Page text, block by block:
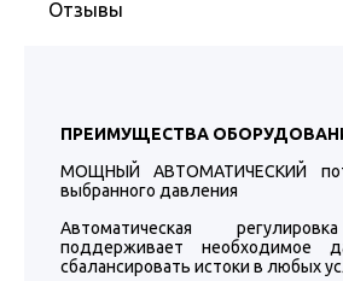
Отзывы
ПРЕИМУЩЕСТВА
МОЩНЫЙ АВТОМАТИЧЕСКИЙ
выбранного давления
Автоматическая
поддерживает необходимое
сбалансировать истоки в любых